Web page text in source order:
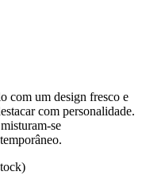
com um design fresco e
com personalidade.
se